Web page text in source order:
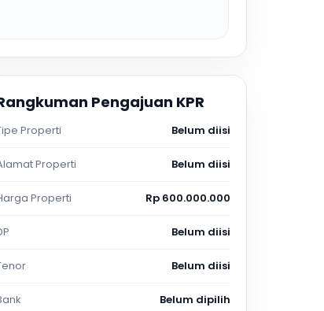
Pengajuan KPR
Properti Belum diisi
Properti Belum diisi
Properti Rp 600.000.000
Belum diisi
Belum diisi
Belum dipilih